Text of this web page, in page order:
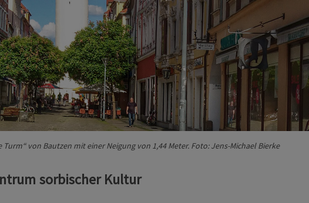
Turm“ von Bautzen mit einer Neigung von 1,44 Meter. Foto: Jens-Michael Bierke
sorbischer Kultur